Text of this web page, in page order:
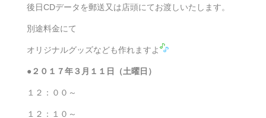
後日CDデータを郵送又は店頭にてお渡しいたします。
別途料金にて
オリジナルグッズなども作れますよ
●２０１７年３月１１日（土曜日）
１２：００～
１２：１０～